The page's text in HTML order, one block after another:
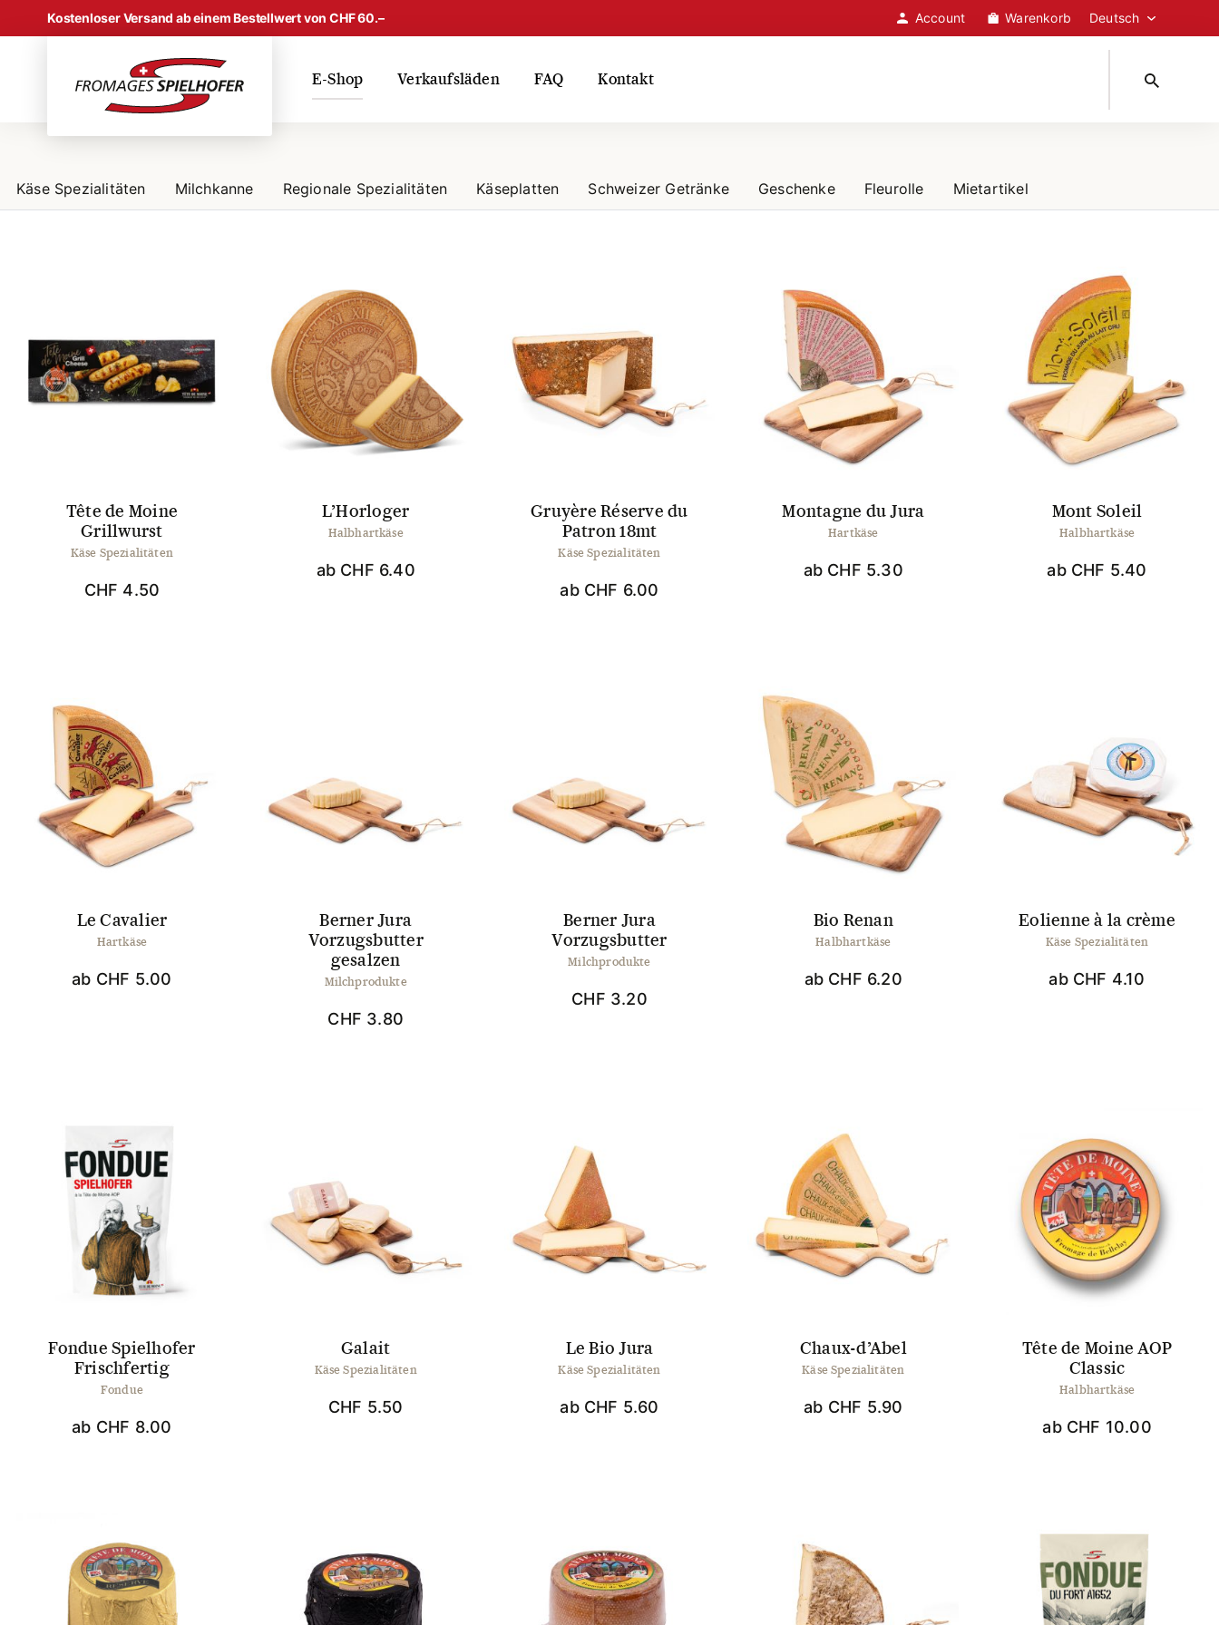
Skip to content
Kostenloser Versand ab einem Bestellwert von CHF 60.– Account Warenkorb
E-Shop Verkaufsläden FAQ Kontakt
Shop
Käse Spezialitäten Milchkanne Regionale Spezialitäten Käseplatten Schweizer Getränke Geschenke Fleurolle Mietartikel
Tête de Moine
Grillwurst
Käse Spezialitäten
CHF 4.50
L’Horloger
Halbhartkäse
ab CHF 6.40
Optionen
können
auf
werden
Gruyère Réserve du
Patron 18mt
Käse Spezialitäten
ab CHF 6.00
Die
Optionen
können
gewählt
werden
Montagne du Jura
Hartkäse
ab CHF 5.30
mehrere
Varianten
auf.
Die
Optionen
können
auf
der
Produktseite
werden
Mont Soleil
Halbhartkäse
ab CHF 5.40
Varianten
auf.
Die
Optionen
können
auf
werden
Le Cavalier
Hartkäse
ab CHF 5.00
mehrere
Varianten
auf.
Die
Optionen
können
auf
der
Produktseite
gewählt
Berner Jura
Vorzugsbutter
gesalzen
Milchprodukte
CHF 3.80
Berner Jura
Vorzugsbutter
Milchprodukte
CHF 3.20
Bio Renan
Halbhartkäse
ab CHF 6.20
Varianten
auf.
Die
Optionen
können
auf
der
Eolienne à la crème
Käse Spezialitäten
ab CHF 4.10
Varianten
auf.
Die
Optionen
können
auf
der
Produktseite
gewählt
Fondue Spielhofer
Frischfertig
Fondue
ab CHF 8.00
Produkt
weist
mehrere
Varianten
auf.
Galait
Käse Spezialitäten
CHF 5.50
Le Bio Jura
Käse Spezialitäten
ab CHF 5.60
mehrere
Varianten
auf.
Die
Chaux-d’Abel
Käse Spezialitäten
ab CHF 5.90
mehrere
Varianten
auf.
Die
Tête de Moine AOP
Classic
Halbhartkäse
ab CHF 10.00
Produkt
weist
mehrere
Varianten
auf.